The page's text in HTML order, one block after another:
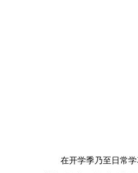
在开学季乃至日常